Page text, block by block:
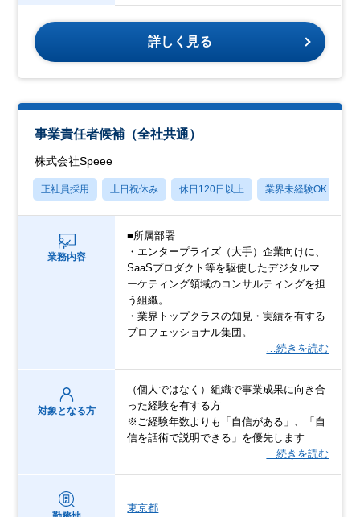
詳しく見る
事業責任者候補（全社共通）
株式会社Speee
正社員採用 土日祝休み 休日120日以上 業界未経験OK
業務内容
■所属部署
・エンタープライズ（大手）企業向けに、
SaaSプロダクト等を駆使したデジタルマ
ーケティング領域のコンサルティングを担
う組織。
・業界トップクラスの知見・実績を有する
プロフェッショナル集団。
…続きを読む
対象となる方
（個人ではなく）組織で事業成果に向き合
った経験を有する方
※ご経験年数よりも「自信がある」、「自
信を話術で説明できる」を優先します
…続きを読む
東京都